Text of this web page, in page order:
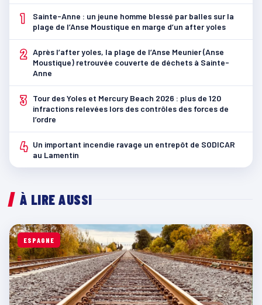
1
Sainte-Anne : un jeune homme blessé par balles sur la
plage de l’Anse Moustique en marge d’un after yoles
2 Après l’after yoles, la plage de l’Anse Meunier (Anse
Moustique) retrouvée couverte de déchets à Sainte-
Anne
3
Tour des Yoles et Mercury Beach 2026 : plus de 120
infractions relevées lors des contrôles des forces de
l’ordre
4 Un important incendie ravage un entrepôt de SODICAR
au Lamentin
À LIRE AUSSI
ESPAGNE